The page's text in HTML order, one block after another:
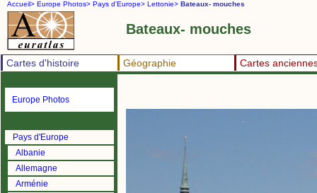
Accueil> Europe Photos> Pays d'Europe> Lettonie> Bateaux- mouches
Bateaux- mouches
Cartes d'histoire Géographie Cartes
Europe Photos
Pays d'Europe
Albanie
Allemagne
Arménie